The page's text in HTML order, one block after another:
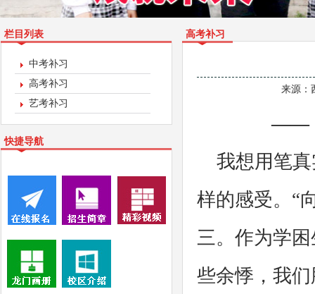
栏目列表
中考补习
高考补习
艺考补习
快捷导航
高考补习
来源：
——
我想用笔真
样的感受。“
三。作为学
些余悸，我